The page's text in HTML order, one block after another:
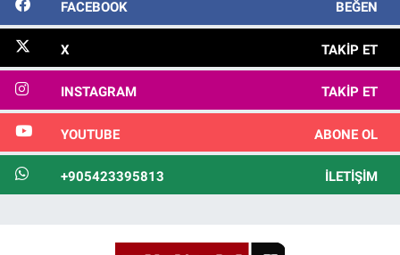
FACEBOOK BEĞEN
X TAKIP ET
INSTAGRAM TAKIP ET
YOUTUBE ABONE OL
+905423395813 İLETIŞIM